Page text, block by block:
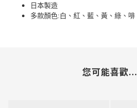
日本製造
多款顏色:白、紅、藍、黃、綠、啡
您可能喜歡...